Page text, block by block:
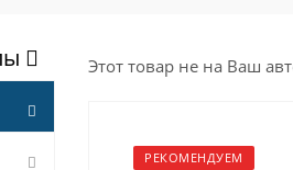
Этот товар не на Ваш
РЕКОМЕНДУЕМ